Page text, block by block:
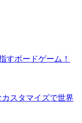
すボードゲーム！
スタマイズで世界